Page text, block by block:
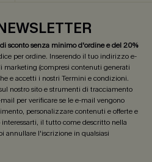
di sconto senza minimo d'ordine e del 20%
per ordine. Inserendo il tuo indirizzo e-
marketing (compresi contenuti generati
e accetti i nostri Termini e condizioni.
nostro sito e strumenti di tracciamento
per verificare se le e-mail vengono
personalizzare contenuti e offerte e
il tutto come descritto nella
annullare l'iscrizione in qualsiasi